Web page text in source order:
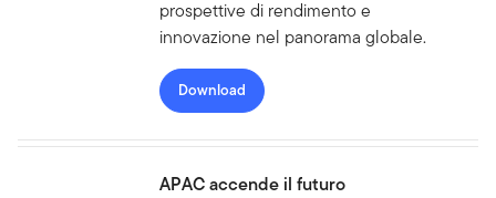
prospettive di rendimento e
innovazione nel panorama globale.
Download
APAC accende il futuro